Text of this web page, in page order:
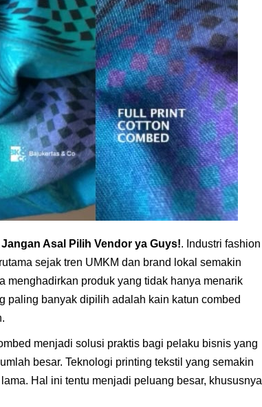
Asal Pilih Vendor ya Guys!. Industri fashion
sejak tren UMKM dan brand lokal semakin
menghadirkan produk yang tidak hanya menarik
paling banyak dipilih adalah kain katun combed
menjadi solusi praktis bagi pelaku bisnis yang
besar. Teknologi printing tekstil yang semakin
Hal ini tentu menjadi peluang besar, khususnya